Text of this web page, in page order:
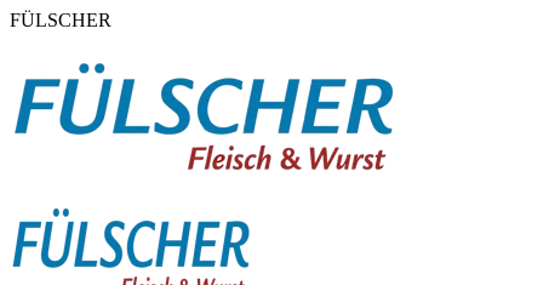
FÜLSCHER